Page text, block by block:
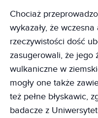
Chociaż
wykazały, że
rzeczywistości dość
zasugerowali, że jego
wulkaniczne w
mogły one także
też pełne błyskawic,
badacze z